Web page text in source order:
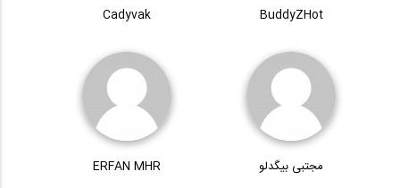
BuddyZHot
Cadyvak
مجتبی بیگدلو ERFAN MHR